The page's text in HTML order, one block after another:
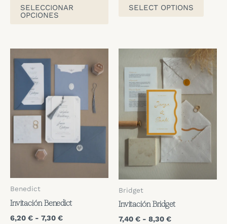
precios:
SELECCIONAR
OPCIONES
variantes.
opciones
pueden
elegir
producto
SELECT OPTIONS
Benedict
Invitación Benedict
6,20 € - 7,30 €Rango
Bridget
Invitación Bridget
7,40 € - 8,30 €Rango